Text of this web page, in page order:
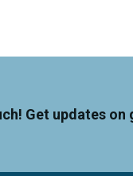
Get updates